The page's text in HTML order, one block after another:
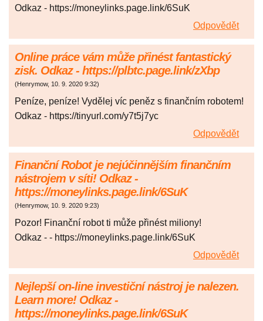
Odkaz - https://moneylinks.page.link/6SuK
Odpovědět
Online práce vám může přinést fantastický
zisk. Odkaz - https://plbtc.page.link/zXbp
(Henrymow, 10. 9. 2020 9:32)
Peníze, peníze! Vydělej víc peněz s finančním robotem!
Odkaz - https://tinyurl.com/y7t5j7yc
Odpovědět
Finanční Robot je nejúčinnějším finančním
nástrojem v síti! Odkaz -
https://moneylinks.page.link/6SuK
(Henrymow, 10. 9. 2020 9:23)
Pozor! Finanční robot ti může přinést miliony!
Odkaz - - https://moneylinks.page.link/6SuK
Odpovědět
Nejlepší on-line investiční nástroj je nalezen.
Learn more! Odkaz -
https://moneylinks.page.link/6SuK